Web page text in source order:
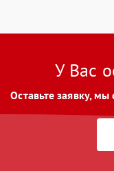
У Вас
Оставьте заявку,